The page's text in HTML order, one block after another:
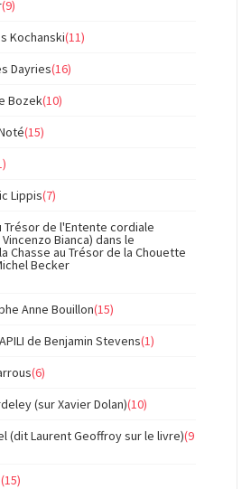
(9)
Kochanski(11)
Dayries(16)
Bozek(10)
(15)
Lippis(7)
Trésor de l'Entente cordiale
Bianca) dans le
Chasse au Trésor de la Chouette
Becker
Anne Bouillon(15)
de Benjamin Stevens(1)
(6)
(sur Xavier Dolan)(10)
(dit Laurent Geoffroy sur le livre)(9
(15)